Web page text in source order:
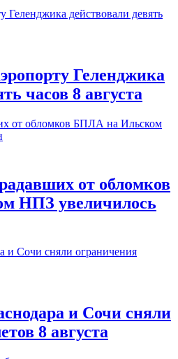
Геленджика
часов 8 августа
от обломков
НПЗ увеличилось
и Сочи сняли
8 августа